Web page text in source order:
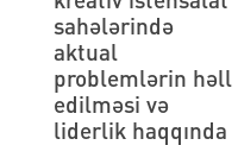
sahələrində
aktual
problemlərin həll
edilməsi və
liderlik haqqında